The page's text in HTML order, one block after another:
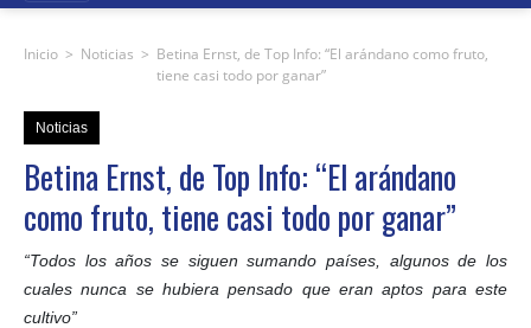
Inicio > Noticias > Betina Ernst, de Top Info: “El arándano como fruto,
tiene casi todo por ganar”
Noticias
Betina Ernst, de Top Info: “El arándano
como fruto, tiene casi todo por ganar”
“Todos los años se siguen sumando países, algunos de los
cuales nunca se hubiera pensado que eran aptos para este
cultivo”